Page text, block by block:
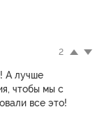
2
А лучше
чтобы мы с
все это!